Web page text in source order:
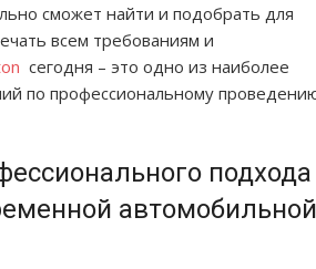
сможет найти и подобрать для
всем требованиям и
сегодня – это одно из наиболее
по профессиональному
подхода
автомобильной